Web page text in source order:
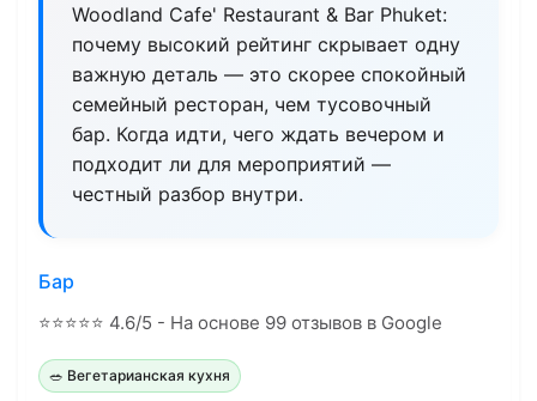
Woodland Cafe' Restaurant & Bar Phuket:
почему высокий рейтинг скрывает одну
важную деталь — это скорее спокойный
семейный ресторан, чем тусовочный
бар. Когда идти, чего ждать вечером и
подходит ли для мероприятий —
честный разбор внутри.
Бар
⭐⭐⭐⭐⭐ 4.6/5 - На основе 99 отзывов в Google
🥗 Вегетарианская кухня